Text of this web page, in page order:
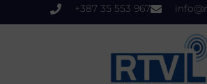
+387 35 553 967